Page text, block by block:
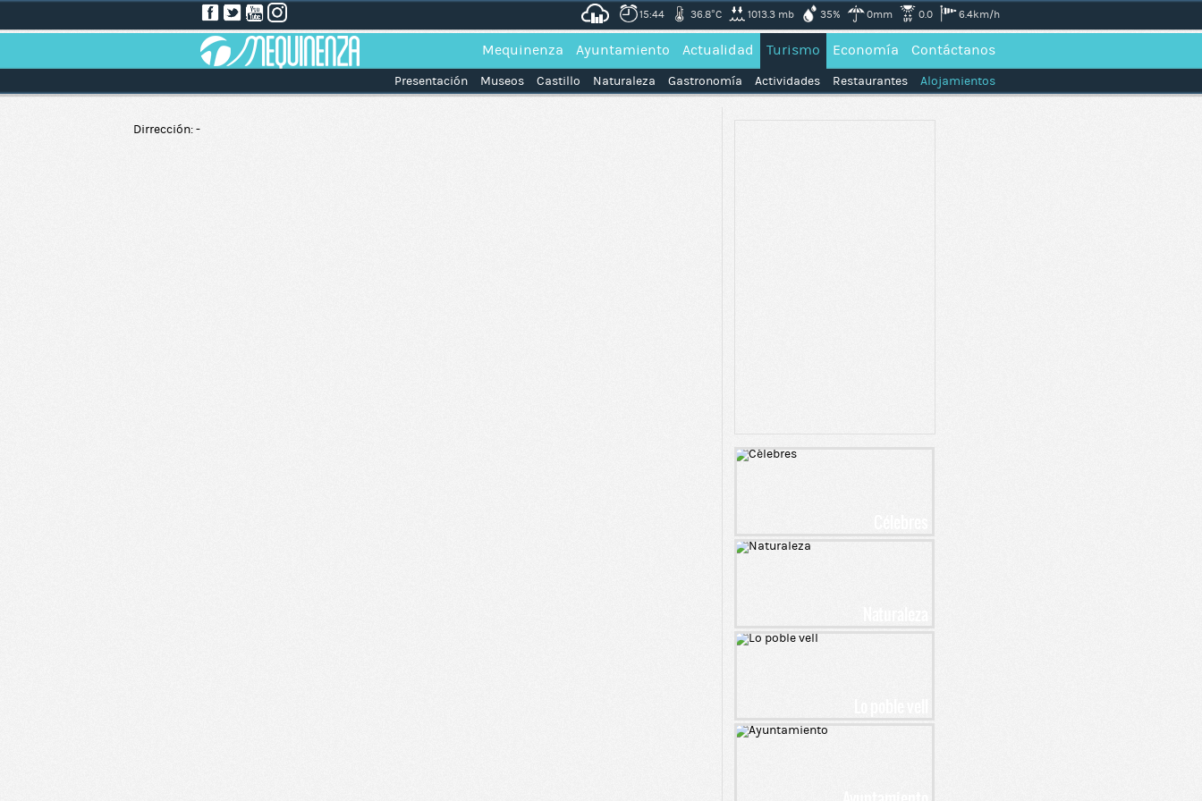
15:44 36.8°C 1013.3 mb 35% 0mm 0.0 6.4km/h
Mequinenza Ayuntamiento Actualidad Turismo Economía Contáctanos
Presentación Museos Castillo Naturaleza Gastronomía Actividades Restaurantes Alojamientos
Dirrección: -